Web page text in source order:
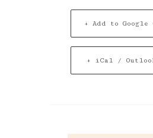
+ Add to Google
+ iCal /